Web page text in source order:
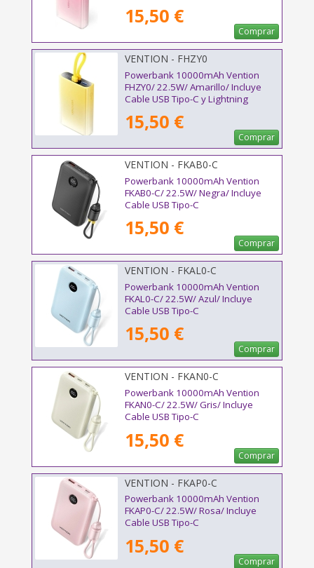
15,50 €
Comprar
VENTION - FHZY0
Powerbank 10000mAh Vention
FHZY0/ 22.5W/ Amarillo/ Incluye
Cable USB Tipo-C y Lightning
15,50 €
Comprar
VENTION - FKAB0-C
Powerbank 10000mAh Vention
FKAB0-C/ 22.5W/ Negra/ Incluye
Cable USB Tipo-C
15,50 €
Comprar
VENTION - FKAL0-C
Powerbank 10000mAh Vention
FKAL0-C/ 22.5W/ Azul/ Incluye
Cable USB Tipo-C
15,50 €
Comprar
VENTION - FKAN0-C
Powerbank 10000mAh Vention
FKAN0-C/ 22.5W/ Gris/ Incluye
Cable USB Tipo-C
15,50 €
Comprar
VENTION - FKAP0-C
Powerbank 10000mAh Vention
FKAP0-C/ 22.5W/ Rosa/ Incluye
Cable USB Tipo-C
15,50 €
Comprar